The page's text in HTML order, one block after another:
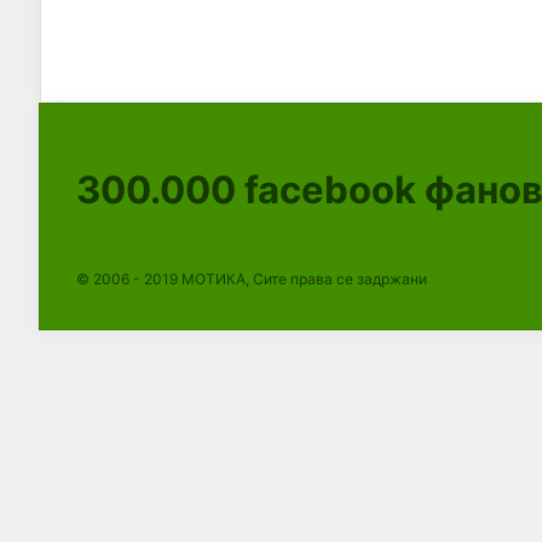
300.000 facebook
© 2006 - 2019 МОТИКА, Сите права се задржани